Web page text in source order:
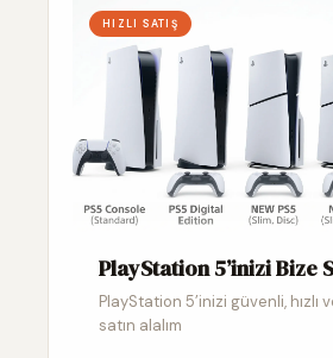
HIZLI SATIŞ
PlayStation 5’inizi Bize
PlayStation 5’inizi güvenli, hızlı
satın alalım